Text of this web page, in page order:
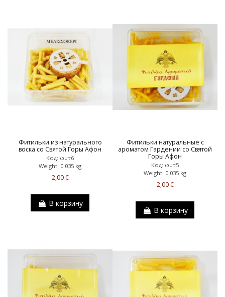
Фитильки из натурального
воска со Святой Горы Афон
Код: φυτ6
Weight: 0.035 kg
2,00 €
В корзину
Фитильки натуральные с
ароматом Гардении со Святой
Горы Афон
Код: φυτ5
Weight: 0.035 kg
2,00 €
В корзину